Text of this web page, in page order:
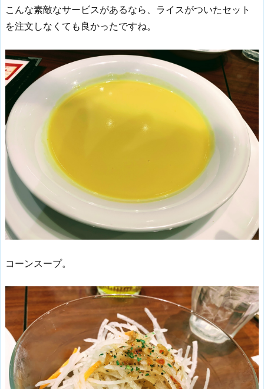
こんな素敵なサービスがあるなら、ライスがついたセット
を注文しなくても良かったですね。
コーンスープ。